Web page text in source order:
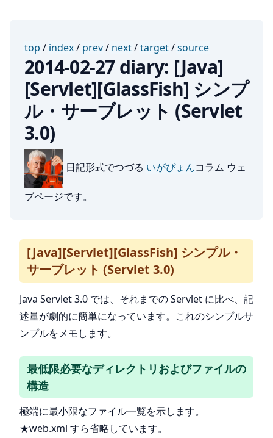
top / index/ prev/ next/target/source
2014-02-27 diary: [Java]
[Servlet][GlassFish] シンプ
ル・サーブレット (Servlet
3.0)
日記形式でつづる いがぴょんコラム ウェ
ブページです。
[Java][Servlet][GlassFish] シンプル・
サーブレット (Servlet 3.0)
Java Servlet 3.0 では、それまでの Servlet に比べ、記
述量が劇的に簡単になっています。これのシンプルサ
ンプルをメモします。
最低限必要なディレクトリおよびファイルの
構造
極端に最小限なファイル一覧を示します。
★web.xml すら省略しています。